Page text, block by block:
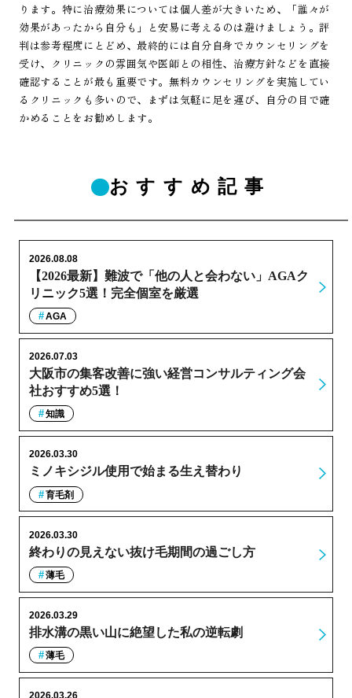
ります。特に治療効果については個人差が大きいため、「誰々が
効果があったから自分も」と安易に考えるのは避けましょう。評
判は参考程度にとどめ、最終的には自分自身でカウンセリングを
受け、クリニックの雰囲気や医師との相性、治療方針などを直接
確認することが最も重要です。無料カウンセリングを実施してい
るクリニックも多いので、まずは気軽に足を運び、自分の目で確
かめることをお勧めします。
おすすめ記事
【2026最新】難波で「他の人と会わない」AGAク
リニック5選！完全個室を厳選
2026.08.08
AGA
大阪市の集客改善に強い経営コンサルティング会
社おすすめ5選！
2026.07.03
知識
ミノキシジル使用で始まる生え替わり
2026.03.30
育毛剤
終わりの見えない抜け毛期間の過ごし方
2026.03.30
薄毛
排水溝の黒い山に絶望した私の逆転劇
2026.03.29
薄毛